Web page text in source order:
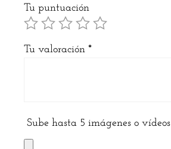
Tu puntuación
Tu valoración *
Sube hasta 5 imágenes o vídeos